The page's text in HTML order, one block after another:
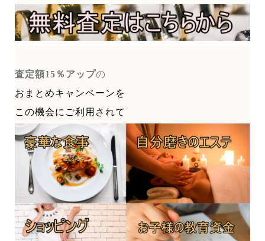
査定額15％アップの
おまとめキャンペーンを
この機会にご利用されて